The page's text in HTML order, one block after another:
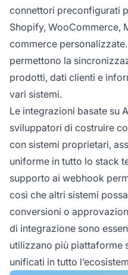
connettori preconfigurati
Shopify, WooCommerce,
commerce
permettono la
prodotti, dati clienti e
vari sistemi.
Le integrazioni basate su
sviluppatori di costruire
con sistemi proprietari,
uniforme in tutto lo stack
supporto ai webhook
così che altri sistemi
conversioni o
di integrazione sono
utilizzano più piattaforme
unificati in tutto